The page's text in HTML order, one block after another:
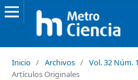
Inicio / Archivos / Vol. 32 Núm.
Artículos Originales